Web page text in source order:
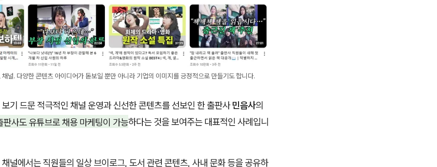
널. 다양한 콘텐츠 아이디어가 돋보일 뿐만 아니라 기업의 이미지를 긍정적으로 만들기도 합니다.
기 드문 적극적인 채널 운영과 신선한 콘텐츠를 선보인 한 출판사민음사의
판사도 유튜브로 채용 마케팅이 가능하다는 것을 보여주는 대표적인 사례입니
널에서는 직원들의 일상 브이로그, 도서 관련 콘텐츠, 사내 문화 등을 공유하